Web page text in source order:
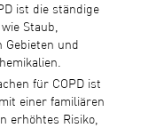
ist die ständige
Staub,
und
für COPD ist
einer familiären
erhöhtes Risiko,